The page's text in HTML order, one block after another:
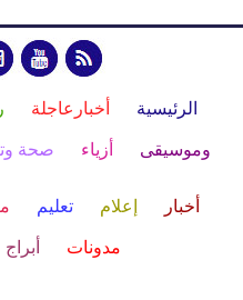
الرئيسية أخبارعاجلة
وموسيقى أزياء صحة
أخبار إعلام تعليم
مدونات أبراج